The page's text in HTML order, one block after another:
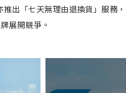
出「七天無理由退換貨」服務
展開競爭。